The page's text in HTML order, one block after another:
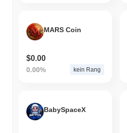
MARS Coin
$0.00
0.00% kein Rang
BabySpaceX